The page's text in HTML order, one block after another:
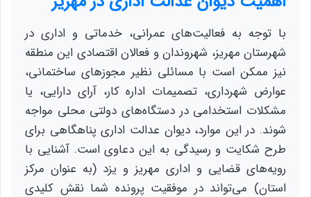
با توجه به فعالیت‌های عمرانی، خدماتی و اداری در
شهرستان مهریز، شهروندان و فعالان اقتصادی این منطقه
نیز ممکن است با مسائلی نظیر مجوزهای ساختمانی،
عوارض شهرداری، تصمیمات اداره کار، آرای دارایی، یا
مشکلات استخدامی در دستگاه‌های دولتی محلی مواجه
شوند. در این موارد، دیوان عدالت اداری پناهگاهی برای
طرح شکایت و رسیدگی به این دعاوی است. آشنایی با
رویه‌های قضایی و اداری مهریز و یزد (به عنوان مرکز
استان) می‌تواند در موفقیت پرونده شما نقش کلیدی